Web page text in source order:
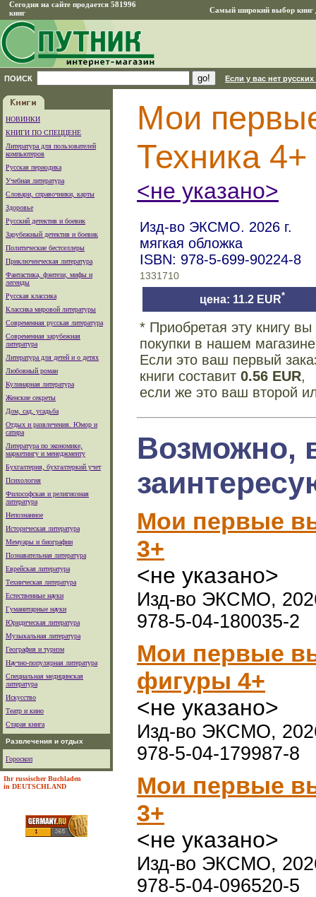
Сегодня на сайте продается 581996
книг
Самый широкий выбор книг
ПОИСК Если у вас нет
НОВИНКИ
КНИГИ ПО СПЕЦЦЕНЕ
Литература для пользователей
компьютеров
Русская периодика
Учебная литература
Словари, справочники, карты
Здоровье
Русский детектив и боевик
Зарубежный детектив и боевик
Политические бестселлеры
Приключенческая литература
Фантастика, фэнтези, мифы и
легенды
Русская классика
Классика мировой литературы
Современная русская литература
Современная зарубежная
литература
Литература для детей и о детях
Любовный роман
Кулинарная литература
Женские секреты
Дом, сад, усадьба
Отдых и развлечения. Юмор и
сатира
Литература по экономике,
маркетингу и менеджменту
Бухгалтерия, бухгалтеркий учет
Психология
Философская и религиозная
литература
Непознанное
Историческая литература
Мемуары и биографии
Познавательная литература
Еврейская литература
Техническая литература
Естественные науки
Гуманитарные науки
Юридическая литература
Музыкальная литература
География и туризм
Научно-популярная литература
Специальная медицинская
литература
Искусство
Театр и кино
Старая книга
Развлечения и отдых
Гороскоп
Ihr russischer Buchladen
in DEUTSCHLAND
Мои
Техника 4+
<не указано>
Изд-во ЭКСМО. 2026 г.
мягкая обложка
ISBN: 978-5-699-90224-8
1331710
цена: 11.2 EUR*
* Приобретая эту книгу
покупки в нашем
Если это ваш первый
книги составит 0.56 EUR,
если же это ваш второй
Возможно,
Мои первые
3+
<не указано>
Изд-во ЭКСМО,
978-5-04-180035-2
Мои первые
фигуры 4+
<не указано>
Изд-во ЭКСМО,
978-5-04-179987-8
Мои первые
3+
<не указано>
Изд-во ЭКСМО,
978-5-04-096520-5